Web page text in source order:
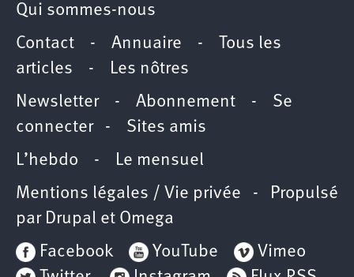
Qui sommes-nous
Contact - Annuaire -
Tous les
articles - Les nôtres
Newsletter- Abonnement - Se
connecter- Sites amis
L’hebdo - Le mensuel
Mentions légales / Vie privée - Propulsé
par Drupal et Omega
Facebook
YouTube
Vimeo